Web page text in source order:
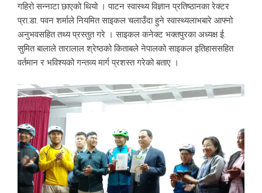
गहिरो सन्नाटा छाएको थियो । पाटन स्वास्थ्य विज्ञान प्रतिष्ठानका रेक्टर
प्रा.डा. पवन शर्माले नियमित साइकल चलाउँदा हुने स्वास्थ्यलाभबारे आफ्नो
अनुभवसहित तथ्य प्रस्तुत गरे । साइकल कनेक्ट भक्तपुरका अध्यक्ष ई.
सुमित बालाले तारालाल श्रेष्ठको किताबले नेपालको साइकल इतिहाससहित
वर्तमान र भविश्यको गन्तव्य मार्ग प्रशस्त गरेको बताए ।